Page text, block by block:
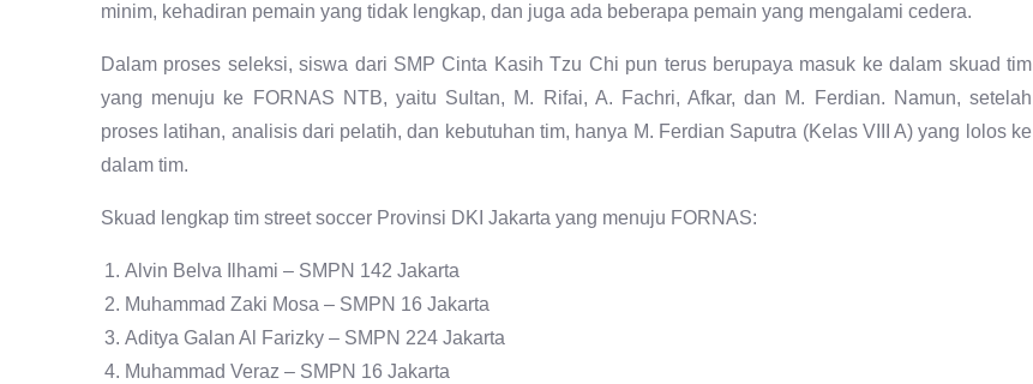
minim, kehadiran pemain yang tidak lengkap, dan juga ada beberapa pemain yang mengalami cedera.
Dalam proses seleksi, siswa dari SMP Cinta Kasih Tzu Chi pun terus berupaya masuk ke dalam skuad tim
yang menuju ke FORNAS NTB, yaitu Sultan, M. Rifai, A. Fachri, Afkar, dan M. Ferdian. Namun, setelah
proses latihan, analisis dari pelatih, dan kebutuhan tim, hanya M. Ferdian Saputra (Kelas VIII A) yang lolos ke
dalam tim.
Skuad lengkap tim street soccer Provinsi DKI Jakarta yang menuju FORNAS:
Alvin Belva Ilhami – SMPN 142 Jakarta
Muhammad Zaki Mosa – SMPN 16 Jakarta
Aditya Galan Al Farizky – SMPN 224 Jakarta
Muhammad Veraz – SMPN 16 Jakarta